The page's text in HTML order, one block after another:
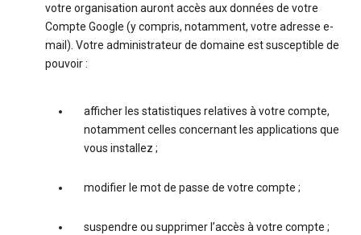
votre organisation auront accès aux données de votre
Compte Google (y compris, notamment, votre adresse e-
mail). Votre administrateur de domaine est susceptible de
pouvoir :
afficher les statistiques relatives à votre compte,
notamment celles concernant les applications que
vous installez ;
modifier le mot de passe de votre compte ;
suspendre ou supprimer l’accès à votre compte ;